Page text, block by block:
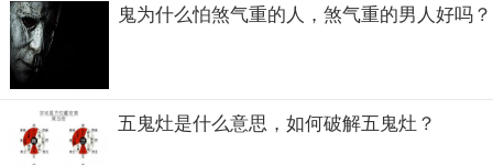
鬼为什么怕煞气重的人，煞气重的男人好吗？
五鬼灶是什么意思，如何破解五鬼灶？